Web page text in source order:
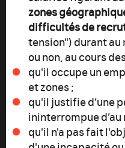
zones
difficultés de
tension") durant au
ou non, au cours
qu'il occupe un
et zones ;
qu'il justifie d’une
ininterrompue d’au
qu'il n'a pas fait